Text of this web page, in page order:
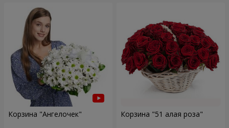
Корзина "Ангелочек" Корзина "51 алая роза"